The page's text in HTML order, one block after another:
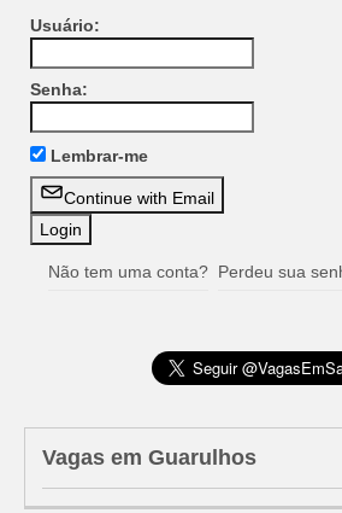
Usuário:
Senha:
Lembrar-me
Continue with Email
Não tem uma conta? Perdeu sua
Vagas em Guarulhos